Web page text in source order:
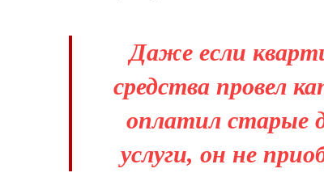
Даже если
средства провел
оплатил старые
услуги, он не